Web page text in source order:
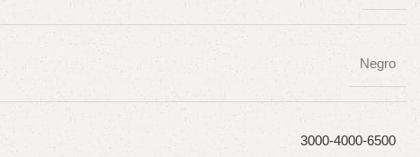
Negro
3000-4000-6500